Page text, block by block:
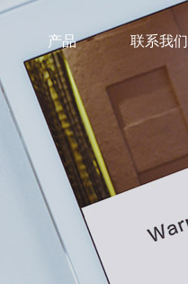
产品 联系我们